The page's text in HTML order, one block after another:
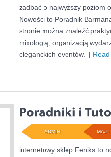
zadbać o najwyższy poziom
Nowości to Poradnik
stronie można znaleźć
mixologią, organizacją
eleganckich eventów.
[
MAJ -
ADMIN
internetowy sklep Feniks to